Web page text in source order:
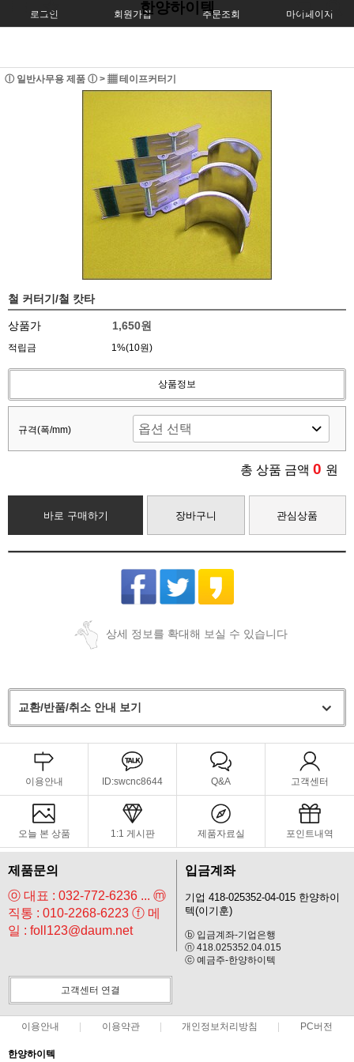
로그인 회원가입 주문조회 마이페이지
한양하이텍
ⓛ 일반사무용 제품 ⓛ > ▦ 테이프커터기
철 커터기/철 캇타
상품가 1,650원
적립금 1%(10원)
상품정보
규격(폭/mm)
총 상품 금액 0 원
바로 구매하기 장바구니 관심상품
상세 정보를 확대해 보실 수 있습니다
교환/반품/취소 안내 보기
이용안내 ID:swcnc8644 Q&A 고객센터
오늘 본 상품 1:1 게시판 제품자료실 포인트내역
제품문의
ⓞ 대표 : 032-772-6236 ... ⓜ
직통 : 010-2268-6223 ⓕ 메
일 : foll123@daum.net
입금계좌
기업 418-025352-04-015 한양하이
텍(이기훈)
ⓑ 입금계좌-기업은행
ⓝ 418.025352.04.015
ⓒ 예금주-한양하이텍
고객센터 연결
이용안내 이용약관 개인정보처리방침 PC버전
한양하이텍